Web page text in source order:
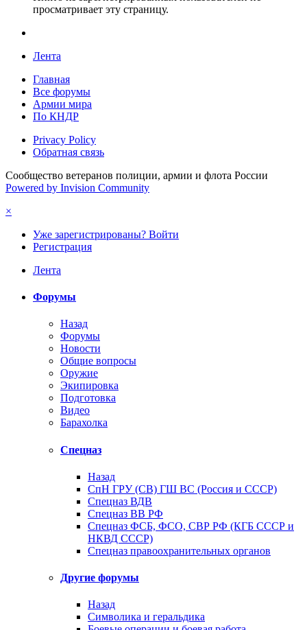
просматривает эту страницу.
Лента
Главная
Все форумы
Армии мира
По КНДР
Privacy Policy
Обратная связь
Сообщество ветеранов полиции, армии и флота России
Powered by Invision Community
×
Уже зарегистрированы? Войти
Регистрация
Лента
Форумы
Назад
Форумы
Новости
Общие вопросы
Оружие
Экипировка
Подготовка
Видео
Барахолка
Спецназ
Назад
СпН ГРУ (СВ) ГШ ВС (Россия и СССР)
Спецназ ВДВ
Спецназ ВВ РФ
Спецназ ФСБ, ФСО, СВР РФ (КГБ СССР и
НКВД СССР)
Спецназ правоохранительных органов
Другие форумы
Назад
Символика и геральдика